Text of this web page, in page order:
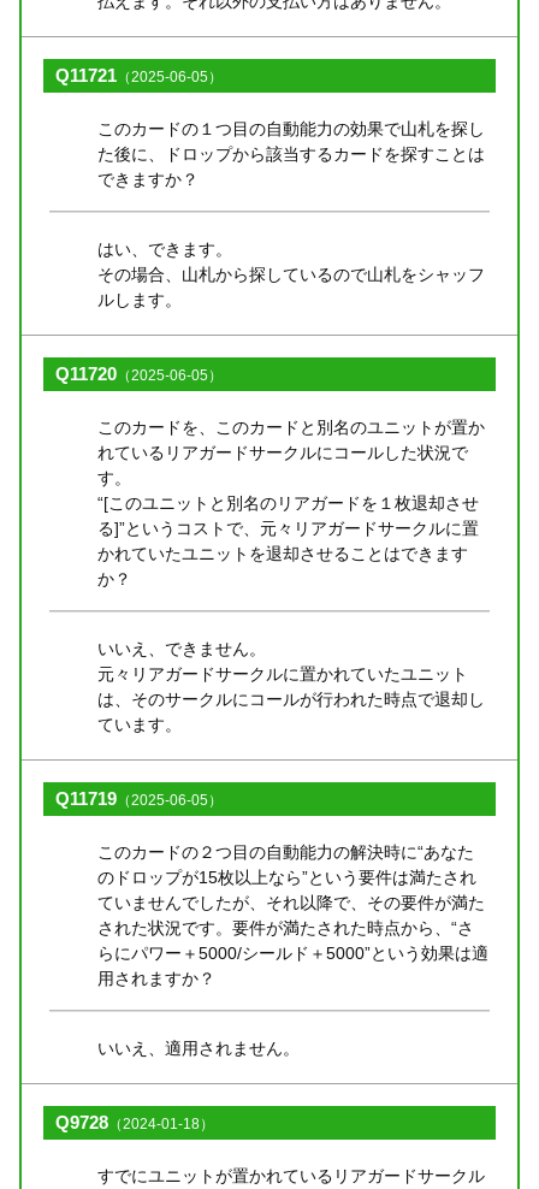
Q11721 （2025-06-05）
このカードの１つ目の自動能力の効果で山札を探し
た後に、ドロップから該当するカードを探すことは
できますか？
はい、できます。
その場合、山札から探しているので山札をシャッフ
ルします。
Q11720 （2025-06-05）
このカードを、このカードと別名のユニットが置か
れているリアガードサークルにコールした状況で
す。
“[このユニットと別名のリアガードを１枚退却させ
る]”というコストで、元々リアガードサークルに置
かれていたユニットを退却させることはできます
か？
いいえ、できません。
元々リアガードサークルに置かれていたユニット
は、そのサークルにコールが行われた時点で退却し
ています。
Q11719 （2025-06-05）
このカードの２つ目の自動能力の解決時に“あなた
のドロップが15枚以上なら”という要件は満たされ
ていませんでしたが、それ以降で、その要件が満た
された状況です。要件が満たされた時点から、“さ
らにパワー＋5000/シールド＋5000”という効果は適
用されますか？
いいえ、適用されません。
Q9728 （2024-01-18）
すでにユニットが置かれているリアガードサークル